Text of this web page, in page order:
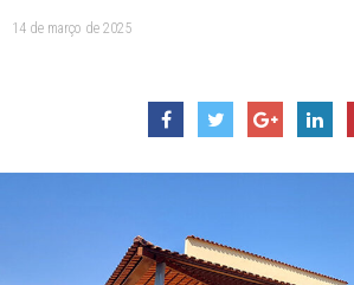
14 de março de 2025